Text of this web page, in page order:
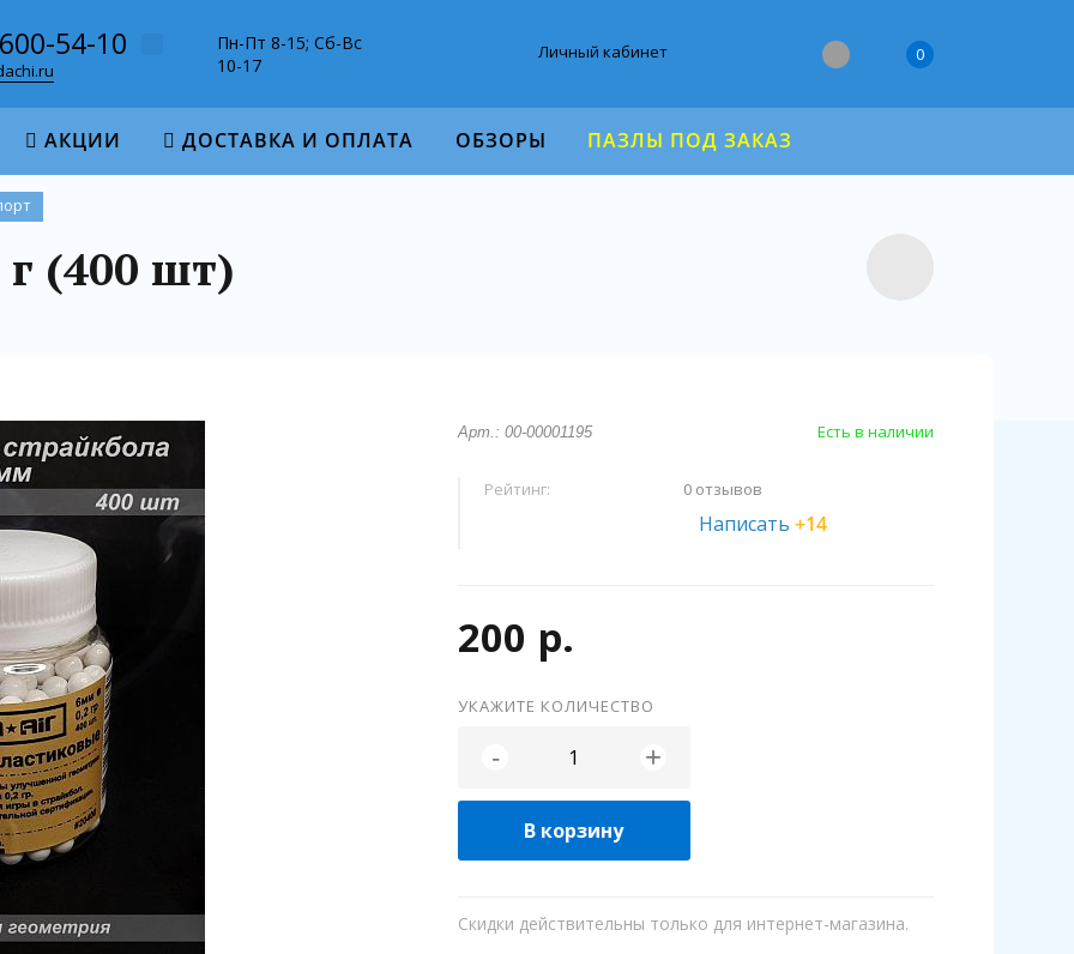
54-10
Пн-Пт 8-15; Сб-Вс
10-17
Личный кабинет 0
АКЦИИ ДОСТАВКА И ОПЛАТА ОБЗОРЫ ПАЗЛЫ ПОД ЗАКАЗ
(400 шт)
Арт.: 00-00001195 Есть в наличии
Рейтинг: 0 отзывов
Написать+14
200 р.
УКАЖИТЕ КОЛИЧЕСТВО
- +
В корзину
Скидки действительны только для интернет-магазина.